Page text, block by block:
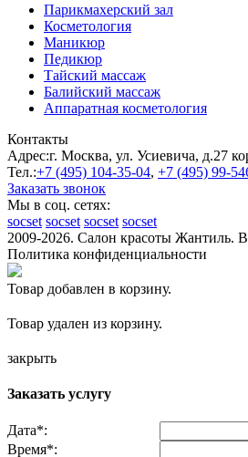
Парикмахерский зал
Косметология
Маникюр
Педикюр
Тайский массаж
Балийский массаж
Аппаратная косметология
Контакты
Адрес:г. Москва, ул. Усиевича, д.27
Тел.:+7 (495) 104-35-04, +7 (495) 99-
Заказать звонок
Мы в соц. сетях:
socset socset socset socset
2009-2026. Салон красоты Жантиль.
Политика конфиденциальности
Товар добавлен в корзину.
Товар удален из корзину.
закрыть
Заказать услугу
Дата*:
Время*: